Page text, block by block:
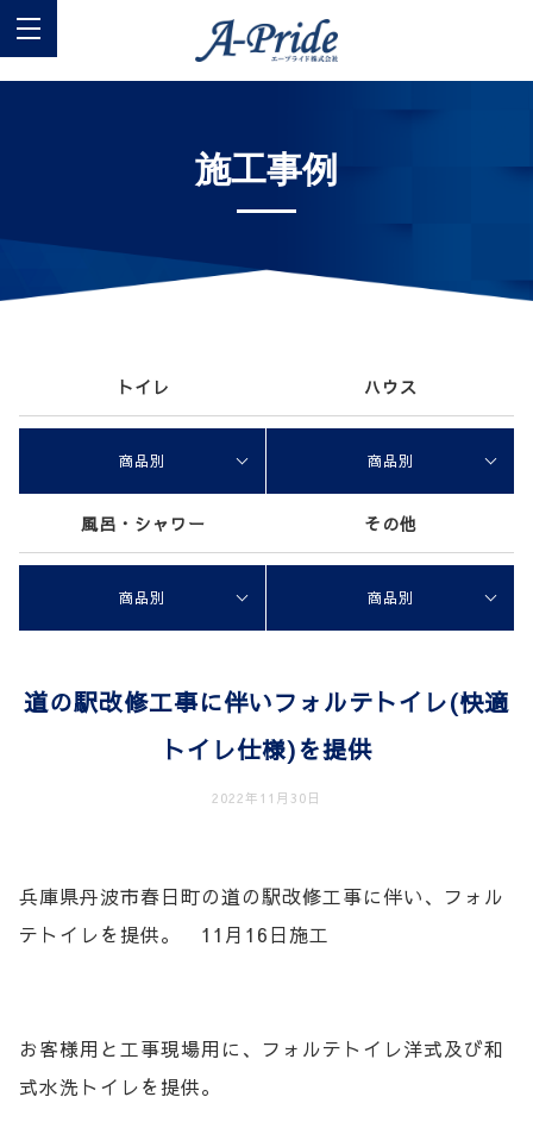
施工事例
トイレ ハウス
商品別 商品別
風呂・シャワー その他
商品別 商品別
道の駅改修工事に伴いフォルテトイレ(快適
トイレ仕様)を提供
2022年11月30日
兵庫県丹波市春日町の道の駅改修工事に伴い、フォル
テトイレを提供。 11月16日施工
お客様用と工事現場用に、フォルテトイレ洋式及び和
式水洗トイレを提供。